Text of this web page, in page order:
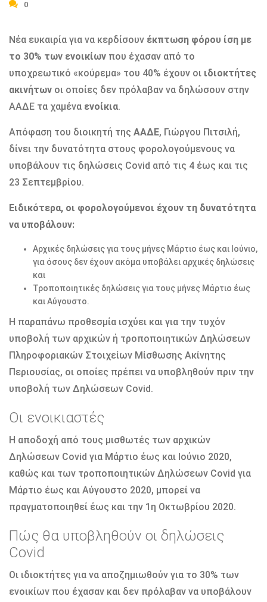
0
Νέα ευκαιρία για να κερδίσουν έκπτωση φόρου ίση με
το 30% των ενοικίων που έχασαν από το
υποχρεωτικό «κούρεμα» του 40% έχουν οι ιδιοκτήτες
ακινήτων οι οποίες δεν πρόλαβαν να δηλώσουν στην
ΑΑΔΕ τα χαμένα ενοίκια.
Απόφαση του διοικητή της ΑΑΔΕ, Γιώργου Πιτσιλή,
δίνει την δυνατότητα στους φορολογούμενους να
υποβάλουν τις δηλώσεις Covid από τις 4 έως και τις
23 Σεπτεμβρίου.
Ειδικότερα, οι φορολογούμενοι έχουν τη δυνατότητα
να υποβάλουν:
Αρχικές δηλώσεις για τους μήνες Μάρτιο έως και Ιούνιο,
για όσους δεν έχουν ακόμα υποβάλει αρχικές δηλώσεις
και
Τροποποιητικές δηλώσεις για τους μήνες Μάρτιο έως
και Αύγουστο.
Η παραπάνω προθεσμία ισχύει και για την τυχόν
υποβολή των αρχικών ή τροποποιητικών Δηλώσεων
Πληροφοριακών Στοιχείων Μίσθωσης Ακίνητης
Περιουσίας, οι οποίες πρέπει να υποβληθούν πριν την
υποβολή των Δηλώσεων Covid.
Οι ενοικιαστές
Η αποδοχή από τους μισθωτές των αρχικών
Δηλώσεων Covid για Μάρτιο έως και Ιούνιο 2020,
καθώς και των τροποποιητικών Δηλώσεων Covid για
Μάρτιο έως και Αύγουστο 2020, μπορεί να
πραγματοποιηθεί έως και την 1η Οκτωβρίου 2020.
Πώς θα υποβληθούν οι δηλώσεις
Covid
Οι ιδιοκτήτες για να αποζημιωθούν για το 30% των
ενοικίων που έχασαν και δεν πρόλαβαν να υποβάλουν